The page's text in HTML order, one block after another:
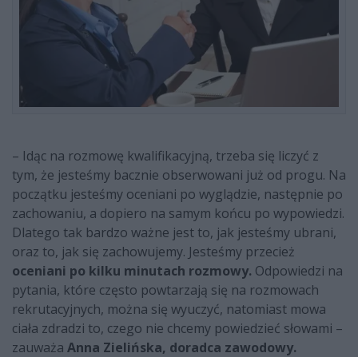
– Idąc na rozmowę kwalifikacyjną, trzeba się liczyć z
tym, że jesteśmy bacznie obserwowani już od progu. Na
początku jesteśmy oceniani po wyglądzie, następnie po
zachowaniu, a dopiero na samym końcu po wypowiedzi.
Dlatego tak bardzo ważne jest to, jak jesteśmy ubrani,
oraz to, jak się zachowujemy. Jesteśmy przecież
oceniani po kilku minutach rozmowy. Odpowiedzi na
pytania, które często powtarzają się na rozmowach
rekrutacyjnych, można się wyuczyć, natomiast mowa
ciała zdradzi to, czego nie chcemy powiedzieć słowami –
zauważa Anna Zielińska, doradca zawodowy.